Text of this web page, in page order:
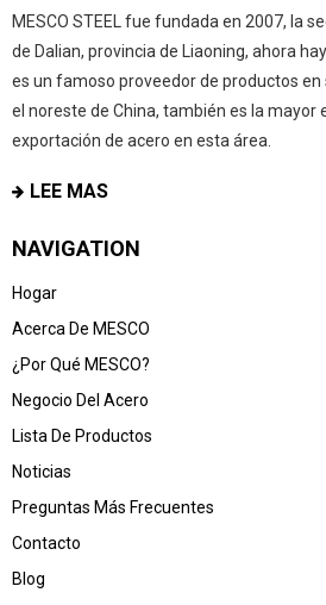
MESCO STEEL fue fundada en 2007, la
de Dalian, provincia de Liaoning, ahora
es un famoso proveedor de productos
el noreste de China, también es la mayor
exportación de acero en esta área.
LEE MAS
NAVIGATION
Hogar
Acerca De MESCO
¿Por Qué MESCO?
Negocio Del Acero
Lista De Productos
Noticias
Preguntas Más Frecuentes
Contacto
Blog